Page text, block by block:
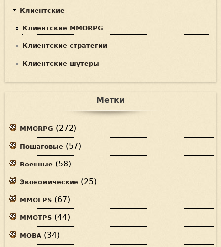
Клиентские
Клиентские MMORPG
Клиентские стратегии
Клиентские шутеры
Метки
MMORPG (272)
Пошаговые (57)
Военные (58)
Экономические (25)
MMOFPS (67)
MMOTPS (44)
MOBA (34)